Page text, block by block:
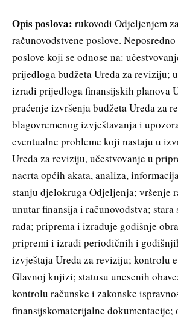
Opis poslova: rukovodi Odjeljenjem
računovodstvene poslove.
poslove koji se odnose na:
prijedloga budžeta Ureda za reviziju;
izradi prijedloga finansijskih planova
praćenje izvršenja budžeta Ureda za
blagovremenog izvještavanja i
eventualne probleme koji nastaju u
Ureda za reviziju, učestvovanje u
nacrta općih akata, analiza,
stanju djelokruga Odjeljenja; vršenje
unutar finansija i računovodstva; stara
rada; priprema i izrađuje godišnje
pripremi i izradi periodičnih i
izvještaja Ureda za reviziju; kontrolu
Glavnoj knjizi; statusu unesenih
kontrolu računske i zakonske
finansijskomaterijalne dokumentacije;